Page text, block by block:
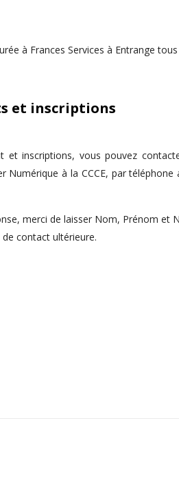
à Frances Services à Entrange
et inscriptions
et inscriptions, vous pouvez
Numérique à la CCCE, par téléphone
merci de laisser Nom, Prénom et
contact ultérieure.